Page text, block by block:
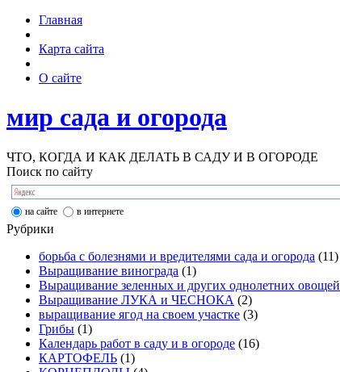
Главная
Карта сайта
О сайте
мир сада и огорода
ЧТО, КОГДА И КАК ДЕЛАТЬ В САДУ И В ОГОРОДЕ
Поиск по сайту
на сайте в интернете
Рубрики
борьба с болезнями и вредителями сада и огорода (11)
Выращивание винограда (1)
Выращивание зеленных и других однолетних овощей
Выращивание ЛУКА и ЧЕСНОКА (2)
выращивание ягод на своем участке (3)
Грибы (1)
Календарь работ в саду и в огороде (16)
КАРТОФЕЛЬ (1)